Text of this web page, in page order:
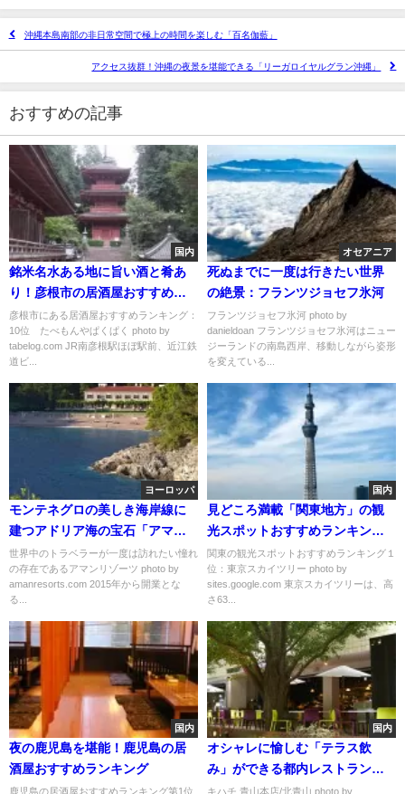
沖縄本島南部の非日常空間で極上の時間を楽しむ「百名伽藍」
アクセス抜群！沖縄の夜景を堪能できる「リーガロイヤルグラン沖縄」
おすすめの記事
国内
銘米名水ある地に旨い酒と肴あ
り！彦根市の居酒屋おすすめラ
ンキング
彦根市にある居酒屋おすすめランキング：
10位 たべもんやぱくぱく photo by
tabelog.com JR南彦根駅ほぼ駅前、近江鉄
道ビ...
オセアニア
死ぬまでに一度は行きたい世界
の絶景：フランツジョセフ氷河
フランツジョセフ氷河 photo by
danieldoan フランツジョセフ氷河はニュー
ジーランドの南島西岸、移動しながら姿形
を変えている...
ヨーロッパ
モンテネグロの美しき海岸線に
建つアドリア海の宝石「アマ
ン・スベティステファン」
世界中のトラベラーが一度は訪れたい憧れ
の存在であるアマンリゾーツ photo by
amanresorts.com 2015年から開業とな
る...
国内
見どころ満載「関東地方」の観
光スポットおすすめランキング
人気２０選
関東の観光スポットおすすめランキング１
位：東京スカイツリー photo by
sites.google.com 東京スカイツリーは、高
さ63...
国内
夜の鹿児島を堪能！鹿児島の居
酒屋おすすめランキング
鹿児島の居酒屋おすすめランキング第1位
国内
オシャレに愉しむ「テラス飲
み」ができる都内レストランお
すすめ６選
キハチ 青山本店/北青山 photo by